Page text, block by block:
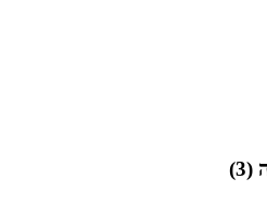
(
3
)